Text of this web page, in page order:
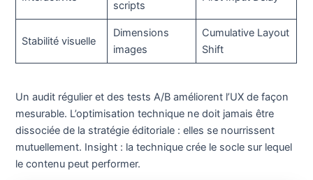
scripts
Stabilité visuelle
Dimensions
images
Cumulative Layout
Shift
Un audit régulier et des tests A/B améliorent l’UX de façon
mesurable. L’optimisation technique ne doit jamais être
dissociée de la stratégie éditoriale : elles se nourrissent
mutuellement. Insight : la technique crée le socle sur lequel
le contenu peut performer.